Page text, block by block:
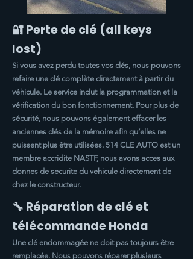
🔐 Perte de clé (all keys
lost)
Si vous avez perdu toutes vos clés, nous pouvons
refaire une clé complète directement à partir du
véhicule. Le service inclut la programmation et la
vérification du bon fonctionnement. Pour plus de
sécurité, nous pouvons également effacer les
anciennes clés de la mémoire afin qu’elles ne
puissent plus être utilisées. 514 CLE AUTO est un
membre accridite NASTF, nous avons acces aux
donnes de securite du vehicule directement de
chez le constructeur.
🔧 Réparation de clé et
télécommande Honda
Une clé endommagée ne doit pas toujours être
remplacée. Nous pouvons réparer plusieurs